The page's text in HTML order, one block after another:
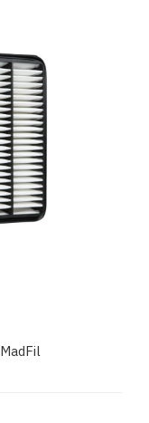
MadFil